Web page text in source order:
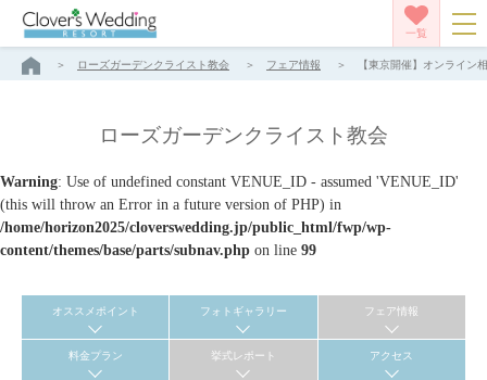
一覧
ローズガーデンクライスト教会 フェア情報 【東京開催】オンライ
ローズガーデンクライスト教会
Warning: Use of undefined constant VENUE_ID - assumed 'VENUE_ID'
(this will throw an Error in a future version of PHP) in
/home/horizon2025/cloverswedding.jp/public_html/fwp/wp-
content/themes/base/parts/subnav.php on line 99
オススメポイント フォトギャラリー フェア情報
料金プラン 挙式レポート アクセス